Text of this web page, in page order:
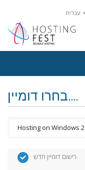
בחרו דומיין....
רישום דומיין חדש